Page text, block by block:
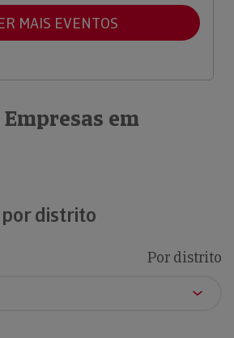
MAIS EVENTOS
em
por distrito
Por distrito